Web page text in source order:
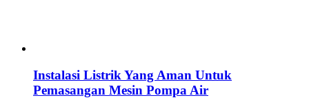
Instalasi Listrik Yang Aman Untuk
Pemasangan Mesin Pompa Air